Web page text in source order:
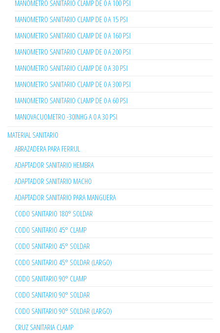
MANOMETRO SANITARIO CLAMP DE 0 A 100 PSI
MANOMETRO SANITARIO CLAMP DE 0 A 15 PSI
MANOMETRO SANITARIO CLAMP DE 0 A 160 PSI
MANOMETRO SANITARIO CLAMP DE 0 A 200 PSI
MANOMETRO SANITARIO CLAMP DE 0 A 30 PSI
MANOMETRO SANITARIO CLAMP DE 0 A 300 PSI
MANOMETRO SANITARIO CLAMP DE 0 A 60 PSI
MANOVACUOMETRO -30INHG A 0 A 30 PSI
MATERIAL SANITARIO
ABRAZADERA PARA FERRUL
ADAPTADOR SANITARIO HEMBRA
ADAPTADOR SANITARIO MACHO
ADAPTADOR SANITARIO PARA MANGUERA
CODO SANITARIO 180° SOLDAR
CODO SANITARIO 45° CLAMP
CODO SANITARIO 45° SOLDAR
CODO SANITARIO 45° SOLDAR (LARGO)
CODO SANITARIO 90° CLAMP
CODO SANITARIO 90° SOLDAR
CODO SANITARIO 90° SOLDAR (LARGO)
CRUZ SANITARIA CLAMP